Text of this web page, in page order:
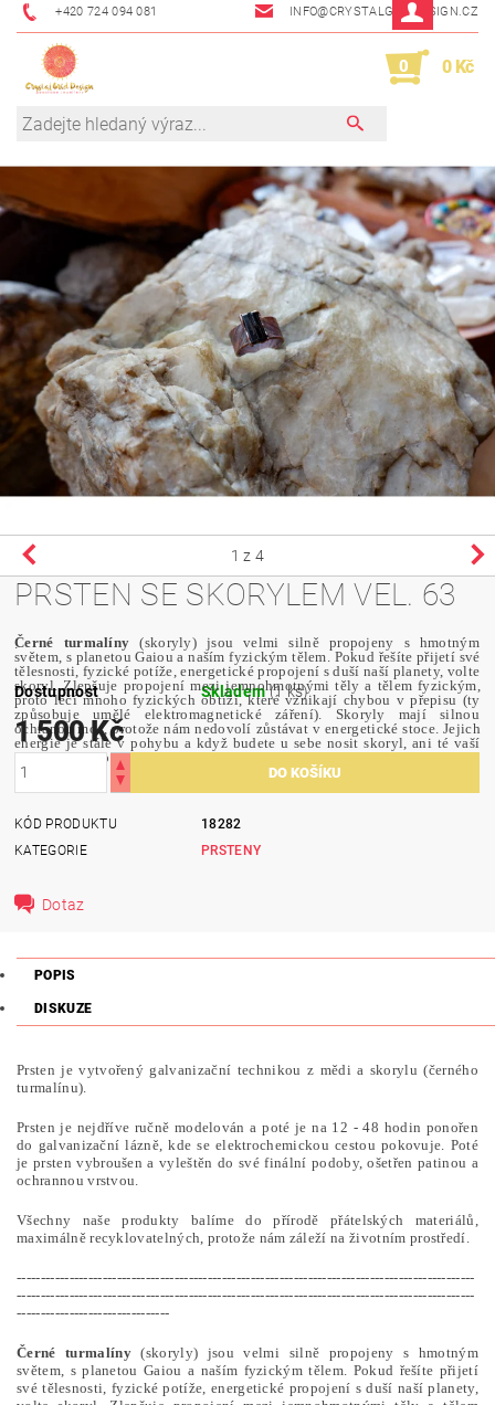
+420 724 094 081 INFO@CRYSTALGRIDDESIGN.CZ
0 0 Kč
1 z 4
PRSTEN SE SKORYLEM VEL. 63
Černé turmalíny(skoryly) jsou velmi silně propojeny s hmotným
světem, s planetou Gaiou a naším fyzickým tělem. Pokud řešíte přijetí své
tělesnosti, fyzické potíže, energetické propojení s duší naší planety, volte
skoryl. Zlepšuje propojení mezi jemnohmotnými těly a tělem fyzickým,
proto léčí mnoho fyzických obtíží, které vznikají chybou v přepisu (ty
způsobuje umělé elektromagnetické záření). Skoryly mají silnou
ochranou moc, protože nám nedovolí zůstávat v energetické stoce. Jejich
energie je stále v pohybu a když budete u sebe nosit skoryl, ani té vaší
energii nedovolí se zastavit.
.
Dostupnost Skladem(1 ks)
1 500 Kč
KÓD PRODUKTU
18282
KATEGORIE
PRSTENY
Dotaz
POPIS
DISKUZE
Prsten je vytvořený galvanizační technikou z mědi a skorylu (černého
turmalínu).
Prsten je nejdříve ručně modelován a poté je na 12 - 48 hodin ponořen
do galvanizační lázně, kde se elektrochemickou cestou pokovuje. Poté
je prsten vybroušen a vyleštěn do své finální podoby, ošetřen patinou a
ochrannou vrstvou.
Všechny naše produkty balíme do přírodě přátelských materiálů,
maximálně recyklovatelných, protože nám záleží na životním prostředí.
------------------------------------------------------------------------------------------------
------------------------------------------------------------------------------------------------
--------------------------------
Černé turmalíny(skoryly) jsou velmi silně propojeny s hmotným
světem, s planetou Gaiou a naším fyzickým tělem. Pokud řešíte přijetí
své tělesnosti, fyzické potíže, energetické propojení s duší naší planety,